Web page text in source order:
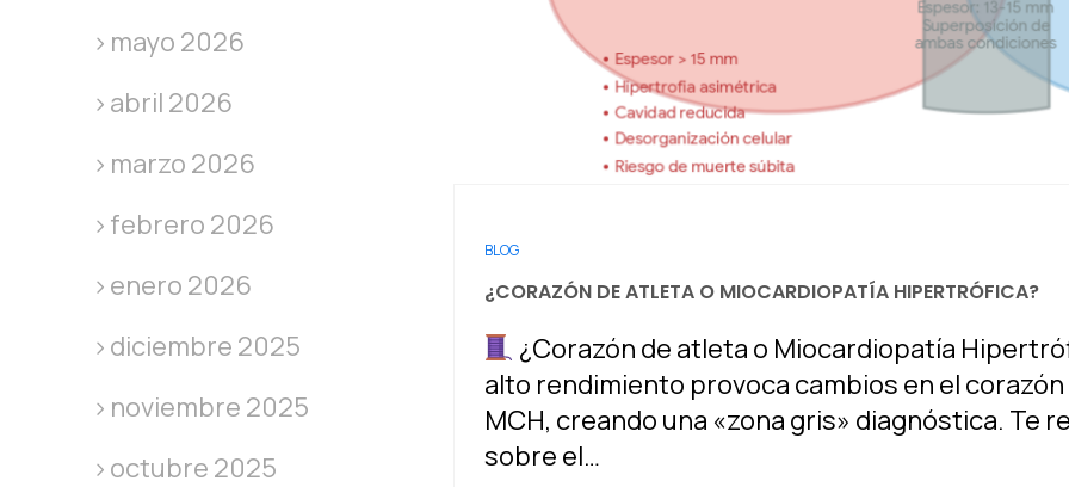
BLOG
¿CORAZÓN DE ATLETA O MIOCARDIOPATÍA HIPERTRÓFICA?
¿Corazón de atleta o Miocardiopatía
alto rendimiento provoca cambios en el
MCH, creando una «zona gris» diagnóstica. Te
sobre el…
mayo 2026
abril 2026
marzo 2026
febrero 2026
enero 2026
diciembre 2025
noviembre 2025
octubre 2025